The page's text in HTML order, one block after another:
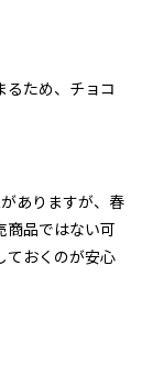
るため、チョコ
がありますが、春
商品ではない可
ておくのが安心